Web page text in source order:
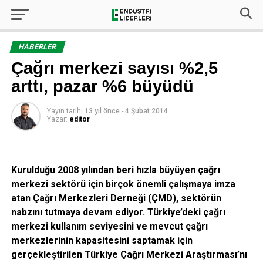
HABERLER
Çağrı merkezi sayısı %2,5
arttı, pazar %6 büyüdü
Yayın tarihi 13 yıl önce - 4 Şubat 2014
Yazar: editor
Kurulduğu 2008 yılından beri hızla büyüyen çağrı
merkezi sektörü için birçok önemli çalışmaya imza
atan Çağrı Merkezleri Derneği (ÇMD), sektörün
nabzını tutmaya devam ediyor. Türkiye’deki çağrı
merkezi kullanım seviyesini ve mevcut çağrı
merkezlerinin kapasitesini saptamak için
gerçekleştirilen Türkiye Çağrı Merkezi Araştırması’nı